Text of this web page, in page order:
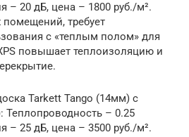
– 20 дБ, цена – 1800 руб./м².
требует
с «теплым полом» для
повышает теплоизоляцию и
Tarkett Tango (14мм) с
– 0.25
– 25 дБ, цена – 3500 руб./м².